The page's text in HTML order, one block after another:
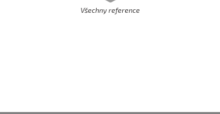
Všechny reference